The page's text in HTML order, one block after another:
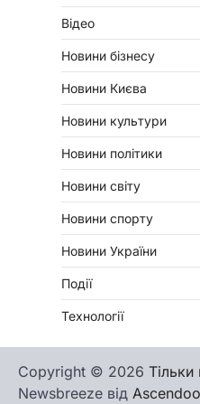
Відео
Новини бізнесу
Новини Києва
Новини культури
Новини політики
Новини світу
Новини спорту
Новини України
Події
Технології
Copyright © 2026 Тільки
Newsbreeze від